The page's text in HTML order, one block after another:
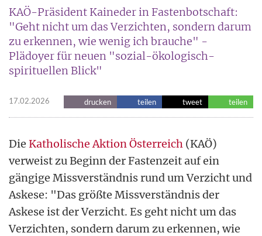
KAÖ-Präsident Kaineder in Fastenbotschaft:
"Geht nicht um das Verzichten, sondern darum
zu erkennen, wie wenig ich brauche" -
Plädoyer für neuen "sozial-ökologisch-
spirituellen Blick"
17.02.2026 drucken teilen tweet teilen
Die Katholische Aktion Österreich (KAÖ)
verweist zu Beginn der Fastenzeit auf ein
gängige Missverständnis rund um Verzicht und
Askese: "Das größte Missverständnis der
Askese ist der Verzicht. Es geht nicht um das
Verzichten, sondern darum zu erkennen, wie